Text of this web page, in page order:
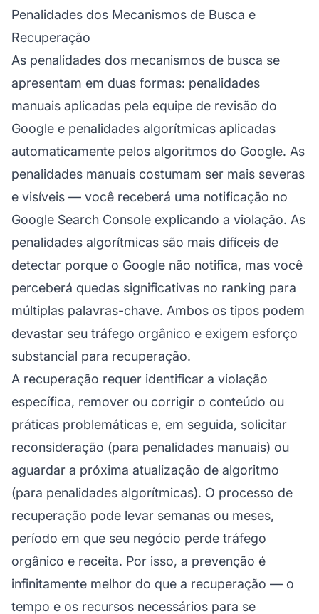
Penalidades dos Mecanismos de Busca e
Recuperação
As penalidades dos mecanismos de busca se
apresentam em duas formas: penalidades
manuais aplicadas pela equipe de revisão do
Google e penalidades algorítmicas aplicadas
automaticamente pelos algoritmos do Google. As
penalidades manuais costumam ser mais severas
e visíveis — você receberá uma notificação no
Google Search Console explicando a violação. As
penalidades algorítmicas são mais difíceis de
detectar porque o Google não notifica, mas você
perceberá quedas significativas no ranking para
múltiplas palavras-chave. Ambos os tipos podem
devastar seu tráfego orgânico e exigem esforço
substancial para recuperação.
A recuperação requer identificar a violação
específica, remover ou corrigir o conteúdo ou
práticas problemáticas e, em seguida, solicitar
reconsideração (para penalidades manuais) ou
aguardar a próxima atualização de algoritmo
(para penalidades algorítmicas). O processo de
recuperação pode levar semanas ou meses,
período em que seu negócio perde tráfego
orgânico e receita. Por isso, a prevenção é
infinitamente melhor do que a recuperação — o
tempo e os recursos necessários para se